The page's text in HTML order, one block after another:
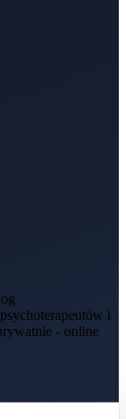
i
- online